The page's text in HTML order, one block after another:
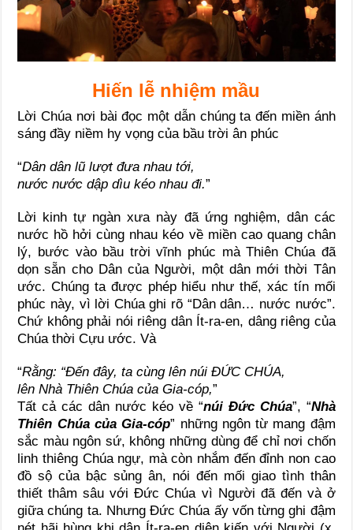
Hiến lễ nhiệm mầu
Lời Chúa nơi bài đọc một dẫn chúng ta đến miền ánh
sáng đầy niềm hy vọng của bầu trời ân phúc
“Dân dân lũ lượt đưa nhau tới,
nước nước dập dìu kéo nhau đi.”
Lời kinh tự ngàn xưa này đã ứng nghiệm, dân các
nước hồ hởi cùng nhau kéo về miền cao quang chân
lý, bước vào bầu trời vĩnh phúc mà Thiên Chúa đã
dọn sẵn cho Dân của Người, một dân mới thời Tân
ước. Chúng ta được phép hiểu như thế, xác tín mối
phúc này, vì lời Chúa ghi rõ “Dân dân… nước nước”.
Chứ không phải nói riêng dân Ít-ra-en, dâng riêng của
Chúa thời Cựu ước. Và
“Rằng: “Đến đây, ta cùng lên núi ĐỨC CHÚA,
lên Nhà Thiên Chúa của Gia-cóp,”
Tất cả các dân nước kéo về “núi Đức Chúa”, “Nhà
Thiên Chúa của Gia-cóp” những ngôn từ mang đậm
sắc màu ngôn sứ, không những dùng để chỉ nơi chốn
linh thiêng Chúa ngự, mà còn nhắm đến đỉnh non cao
đồ sộ của bậc sủng ân, nói đến mối giao tình thân
thiết thâm sâu với Đức Chúa vì Người đã đến và ở
giữa chúng ta. Nhưng Đức Chúa ấy vốn từng ghi đậm